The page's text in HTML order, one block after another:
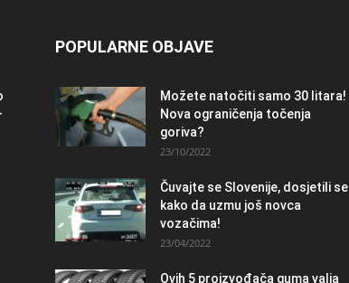
POPULARNE OBJAVE
Možete natočiti samo 30 litara!
Nova ograničenja točenja
goriva?
23/10/2022
Čuvajte se Slovenije, dosjetili se
kako da uzmu još novca
vozačima!
23/04/2022
Ovih 5 proizvođača guma valja